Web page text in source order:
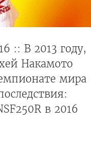
:: В 2013 году,
Накамото
мира
в 2016